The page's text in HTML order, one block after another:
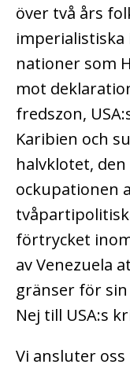
över två års
nationer som
mot
fredszon,
Karibien och
halvklotet,
ockupationen
förtrycket
av Venezuela
gränser för
Nej till USA:s
Vi ansluter